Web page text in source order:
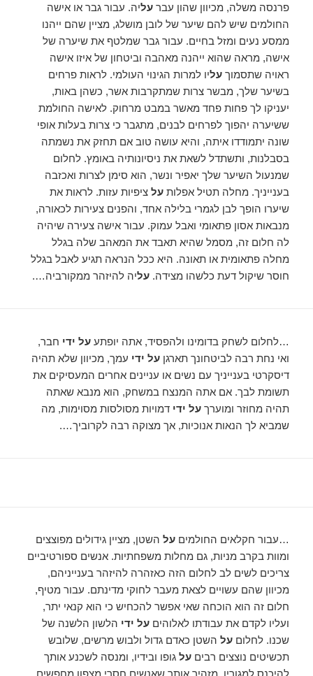
פרנסה משלה, מכיוון שהון עברעליה. עבור גבר או אישה
החולמים שיש להם שיער של לובן מושלג, מציין שהם ייהנו
ממסע נעים ומזל בחיים. עבור גבר שמלטף את שיערה של
אישה, מראה שהוא ייהנה מאהבה וביטחון של איזו אישה
ראויה שתסמוךעליו למרות הגינוי העולמי. לראות פרחים
בשיער שלך, מבשר צרות שמתקרבות אשר, כשהן באות,
יעניקו לך פחות פחד מאשר במבט מרחוק. לאישה החולמת
ששיערה יהפוך לפרחים לבנים, מתגבר כי צרות בעלות אופי
שונה יתמודדו איתה, והיא עושה טוב אם תחזק את נשמתה
בסבלנות, ותשתדל לשאת את ניסיונותיה באומץ. לחלום
שמנעול השיער שלך יאפיר ונשר, הוא סימן לצרות ואכזבה
בענייניך. מחלה תטיל אפלותעל ציפיות עזות. לראות את
שיערו הופך לבן לגמרי בלילה אחד, והפנים צעירות לכאורה,
מנבאות אסון פתאומי ואבל עמוק. עבור אישה צעירה שיהיה
לה חלום זה, מסמל שהיא תאבד את המאהב שלה בגלל
מחלה פתאומית או תאונה. היא ככל הנראה תגיע לאבל בגלל
חוסר שיקול דעת כלשהו מצידה.עליה להיזהר ממקורביה….
…לחלום לשחק בדומינו ולהפסיד, אתה יופתעעל ידי חבר,
ואי נחת רבה לביטחונך תארגןעל ידי עמך, מכיוון שלא תהיה
דיסקרטי בענייניך עם נשים או עניינים אחרים המעסיקים את
תשומת לבך. אם אתה המנצח במשחק, הוא מנבא שאתה
תהיה מחוזר ומוערךעל ידי דמויות מסולסות מסוימות, מה
שמביא לך הנאות אנוכיות, אך מצוקה רבה לקרוביך….
…עבור חקלאים החולמיםעל השטן, מציין גידולים מפוצצים
ומוות בקרב מניות, גם מחלות משפחתיות. אנשים ספורטיביים
צריכים לשים לב לחלום הזה כאזהרה להיזהר בענייניהם,
מכיוון שהם עשויים לצאת מעבר לחוקי מדינתם. עבור מטיף,
חלום זה הוא הוכחה שאי אפשר להכחיש כי הוא קנאי יתר,
ועליו לקדם את עבודתו לאלוהיםעל ידי הלשון הלשנה של
שכנו. לחלוםעל השטן כאדם גדול ולבוש מרשים, שלובש
תכשיטים נוצצים רביםעל גופו ובידיו, ומנסה לשכנע אותך